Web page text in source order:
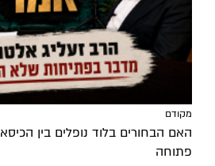
מקודם
האם הבחורים בלוד נופלים בין
פתוחה